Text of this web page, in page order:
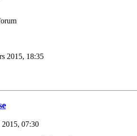
2015, 18:35
07:30